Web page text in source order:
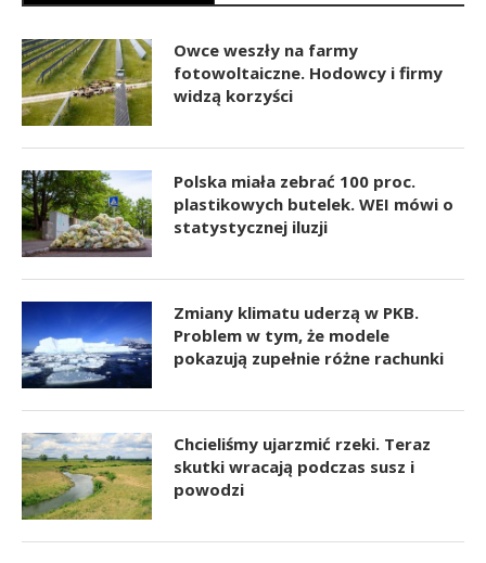
Owce weszły na farmy
fotowoltaiczne. Hodowcy i firmy
widzą korzyści
Polska miała zebrać 100 proc.
plastikowych butelek. WEI mówi o
statystycznej iluzji
Zmiany klimatu uderzą w PKB.
Problem w tym, że modele
pokazują zupełnie różne rachunki
Chcieliśmy ujarzmić rzeki. Teraz
skutki wracają podczas susz i
powodzi